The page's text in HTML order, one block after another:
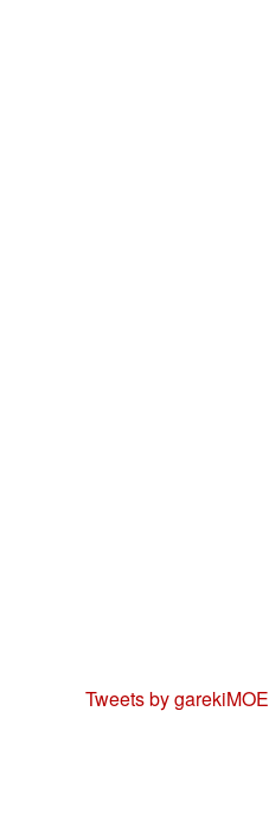
Tweets by garekiMOE